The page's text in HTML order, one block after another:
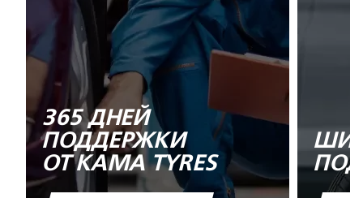
365 ДНЕЙ
ПОДДЕРЖКИ
ОТ KAMA TYRES